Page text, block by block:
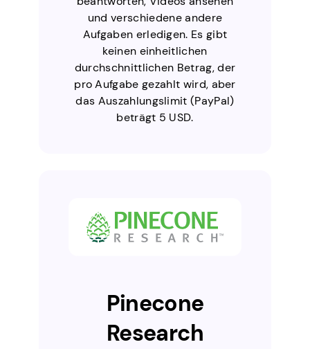
und verschiedene andere
Aufgaben erledigen. Es gibt
keinen einheitlichen
durchschnittlichen Betrag, der
pro Aufgabe gezahlt wird, aber
das Auszahlungslimit (PayPal)
beträgt 5 USD.
Pinecone
Research